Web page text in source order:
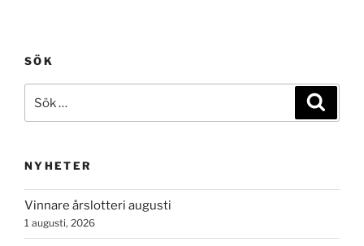
SÖK
efter:
NYHETER
Vinnare årslotteri augusti
1 augusti, 2026